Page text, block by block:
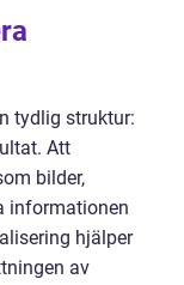
tydlig struktur:
Att
bilder,
informationen
hjälper
av